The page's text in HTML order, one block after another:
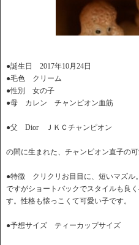
●誕生日 2017年10月24日
●毛色 クリーム
●性別 女の子
●母 カレン チャンピオン血筋
●父 Dior ＪＫＣチャンピオン
の間に生まれた、チャンピオン直子の
●特徴 クリクリお目目に、短いマズル
ですがショートバックでスタイルも良
す。性格も懐っこくて可愛い子です。
●予想サイズ ティーカップサイズ